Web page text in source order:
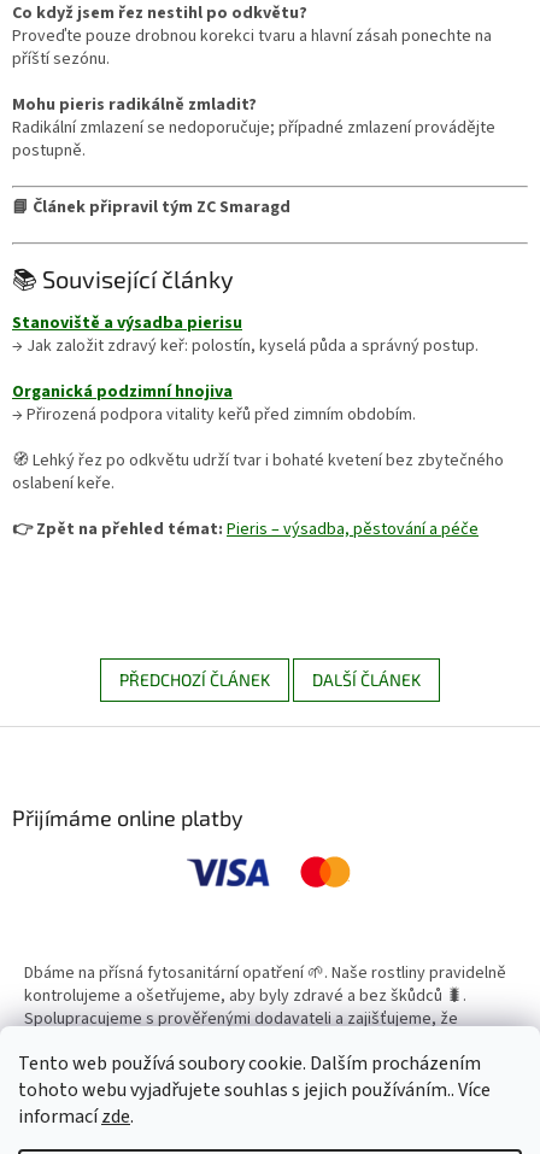
Tento web používá soubory cookie. Dalším procházením
tohoto webu vyjadřujete souhlas s jejich používáním.. Více
informacízde.
Co když jsem řez nestihl po odkvětu?
Proveďte pouze drobnou korekci tvaru a hlavní zásah ponechte na
příští sezónu.
Mohu pieris radikálně zmladit?
Radikální zmlazení se nedoporučuje; případné zmlazení provádějte
postupně.
📘 Článek připravil tým ZC Smaragd
📚 Související články
Stanoviště a výsadba pierisu
→ Jak založit zdravý keř: polostín, kyselá půda a správný postup.
Organická podzimní hnojiva
→ Přirozená podpora vitality keřů před zimním obdobím.
🧭 Lehký řez po odkvětu udrží tvar i bohaté kvetení bez zbytečného
oslabení keře.
👉 Zpět na přehled témat: Pieris – výsadba, pěstování a péče
PŘEDCHOZÍ ČLÁNEK DALŠÍ ČLÁNEK
Přijímáme online platby
Dbáme na přísná fytosanitární opatření 🌱. Naše rostliny pravidelně
kontrolujeme a ošetřujeme, aby byly zdravé a bez škůdců 🐛.
Spolupracujeme s prověřenými dodavateli a zajišťujeme, že